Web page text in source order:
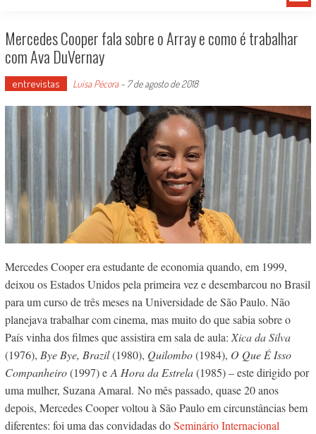
Mercedes Cooper fala sobre o Array e como é trabalhar
com Ava DuVernay
entrevistas Luísa Pécora- 7 de agosto de 2018
Mercedes Cooper era estudante de economia quando, em 1999,
deixou os Estados Unidos pela primeira vez e desembarcou no Brasil
para um curso de três meses na Universidade de São Paulo. Não
planejava trabalhar com cinema, mas muito do que sabia sobre o
País vinha dos filmes que assistira em sala de aula:Xica da Silva
(1976), Bye Bye, Brazil(1980), Quilombo(1984), O Que É Isso
Companheiro(1997) eA Hora da Estrela(1985) – este dirigido por
uma mulher, Suzana Amaral. No mês passado, quase 20 anos
depois, Mercedes Cooper voltou à São Paulo em circunstâncias bem
diferentes: foi uma das convidadas doSeminário Internacional